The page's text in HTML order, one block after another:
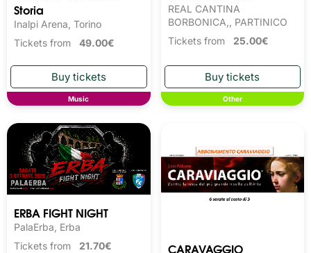
Storia
Inalpi Arena, Torino
Tickets from 49.00€
Music
REAL CANTINA
BORBONICA,, PARTINICO
Tickets from 25.00€
Other
ERBA FIGHT NIGHT
PalaErba, Erba
Tickets from 21.70€ CARAVAGGIO